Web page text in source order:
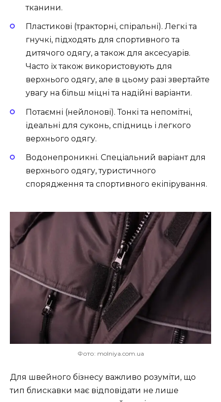
тканини.
Пластикові (тракторні, спіральні). Легкі та
гнучкі, підходять для спортивного та
дитячого одягу, а також для аксесуарів.
Часто їх також використовують для
верхнього одягу, але в цьому разі звертайте
увагу на більш міцні та надійні варіанти.
Потаємні (нейлонові). Тонкі та непомітні,
ідеальні для суконь, спідниць і легкого
верхнього одягу.
Водонепроникні. Спеціальний варіант для
верхнього одягу, туристичного
спорядження та спортивного екіпірування.
Фото: molniya.com.ua
Для швейного бізнесу важливо розуміти, що
тип блискавки має відповідати не лише